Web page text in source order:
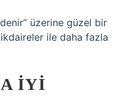
üzerine güzel bir
ile daha fazla
IYI